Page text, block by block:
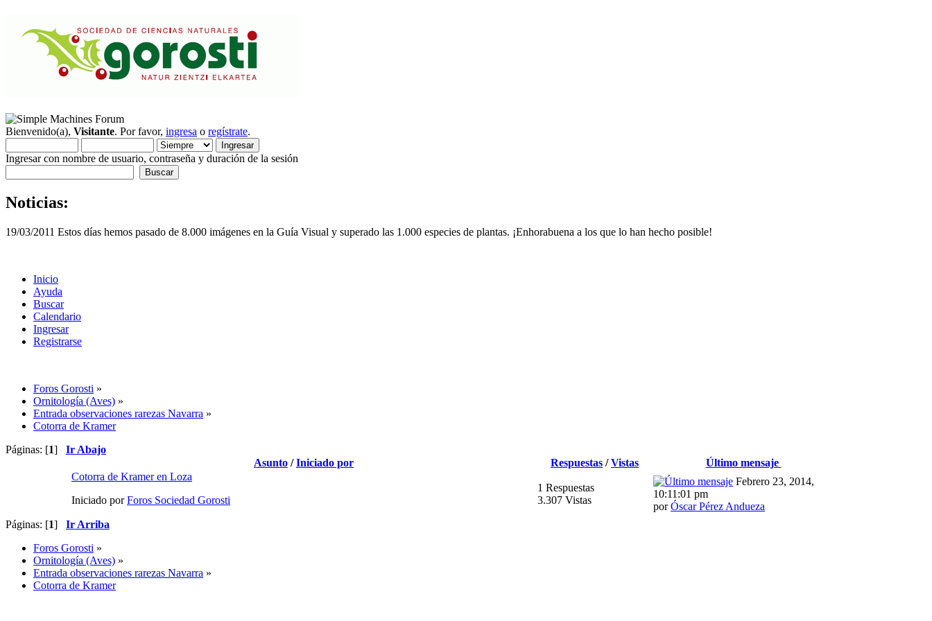
Bienvenido(a), Visitante. Por favor, ingresa o regístrate.
Ingresar con nombre de usuario, contraseña y duración de la sesión
Noticias:
19/03/2011 Estos días hemos pasado de 8.000 imágenes en la Guía Visual y superado las 1.000 especies de plantas. ¡Enhorabuena a los que lo han hecho posible!
Inicio
Ayuda
Buscar
Calendario
Ingresar
Registrarse
Foros Gorosti »
Ornitología (Aves) »
Entrada observaciones rarezas Navarra »
Cotorra de Kramer
Páginas: [1] Ir Abajo
Asunto /Iniciado por Respuestas /Vistas
Último mensaje
Cotorra de Kramer en Loza
Iniciado porForos Sociedad Gorosti
1 Respuestas
3.307 Vistas
Febrero 23, 2014,
10:11:01 pm
porÓscar Pérez Andueza
Páginas: [1] Ir Arriba
Foros Gorosti »
Ornitología (Aves) »
Entrada observaciones rarezas Navarra »
Cotorra de Kramer